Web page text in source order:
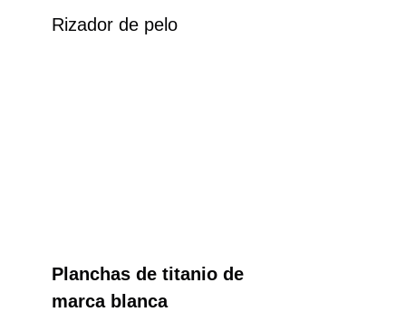
Rizador de pelo
Planchas de titanio de
marca blanca